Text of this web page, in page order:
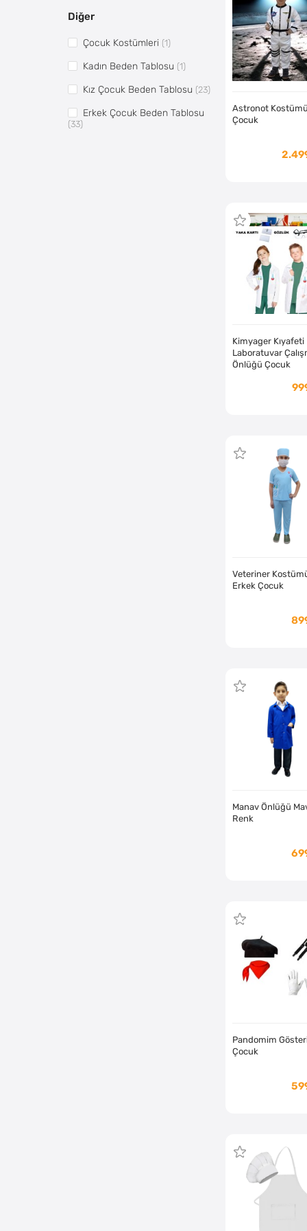
Astronot Kostümü
Çocuk
Kimyager Kıyafeti
Laboratuvar
Önlüğü Çocuk
Veteriner
Erkek Çocuk
Manav Önlüğü
Renk
Pandomim
Çocuk
Diğer
Çocuk Kostümleri (1)
Kadın Beden Tablosu (1)
Kız Çocuk Beden Tablosu (23)
Erkek Çocuk Beden Tablosu
(33)